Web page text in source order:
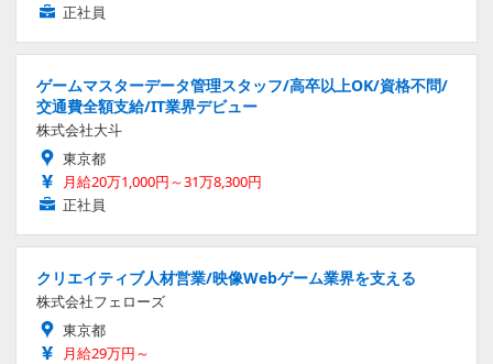
正社員
ゲームマスターデータ管理スタッフ/高卒以上OK/資格不問/
交通費全額支給/IT業界デビュー
株式会社大斗
東京都
月給20万1,000円～31万8,300円
正社員
クリエイティブ人材営業/映像Webゲーム業界を支える
株式会社フェローズ
東京都
月給29万円～